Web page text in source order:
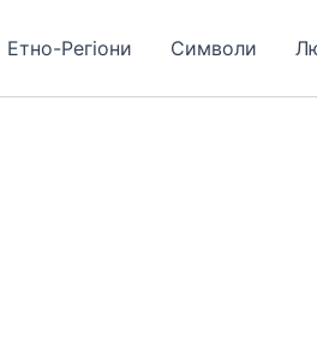
Етно-Регіони Символи